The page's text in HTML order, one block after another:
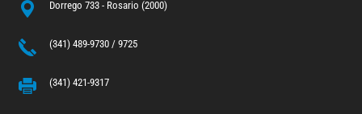
Dorrego 733 - Rosario (2000)
(341) 489-9730 / 9725
(341) 421-9317